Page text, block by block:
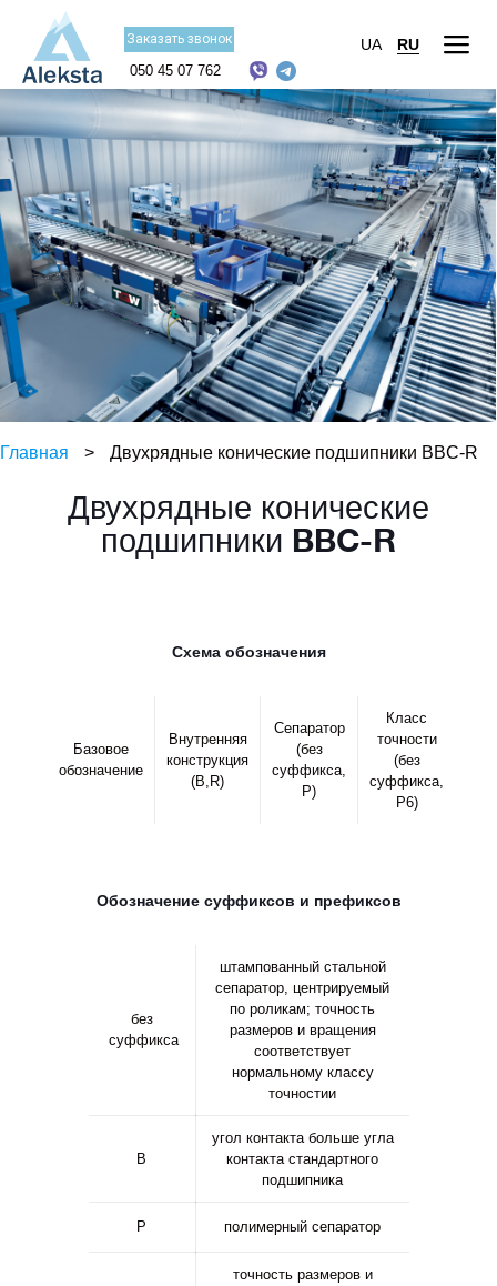
Заказать звонок
050 45 07 762
UA RU
Главная > Двухрядные конические подшипники BBC-R
Двухрядные конические
подшипники BBC-R
Схема обозначения
Базовое
обозначение
Внутренняя
конструкция
(B,R)
Сепаратор
(без
суффикса,
P)
Класс
точности
(без
суффикса,
P6)
Обозначение суффиксов и префиксов
без
суффикса
штампованный стальной
сепаратор, центрируемый
по роликам; точность
размеров и вращения
соответствует
нормальному классу
точностии
B
угол контакта больше угла
контакта стандартного
подшипника
P полимерный сепаратор
точность размеров и